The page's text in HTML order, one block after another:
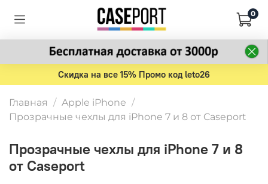
0
Скидка на все 15% Промо код leto26
Главная
Apple iPhone
Прозрачные чехлы для iPhone 7 и 8 от Caseport
Прозрачные чехлы для iPhone 7 и 8
от Caseport